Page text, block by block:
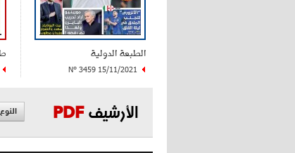
الطبعة الدولية
N° 3459 15/11/2021
الأرشيفPDF النوع